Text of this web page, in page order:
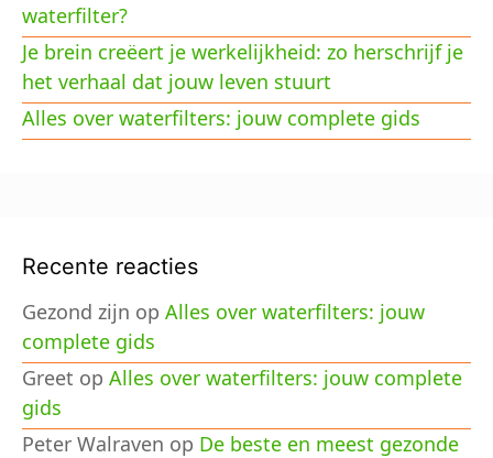
waterfilter?
Je brein creëert je werkelijkheid: zo herschrijf je
het verhaal dat jouw leven stuurt
Alles over waterfilters: jouw complete gids
Recente reacties
Gezond zijn op Alles over waterfilters: jouw
complete gids
Greet op Alles over waterfilters: jouw complete
gids
Peter Walraven op De beste en meest gezonde